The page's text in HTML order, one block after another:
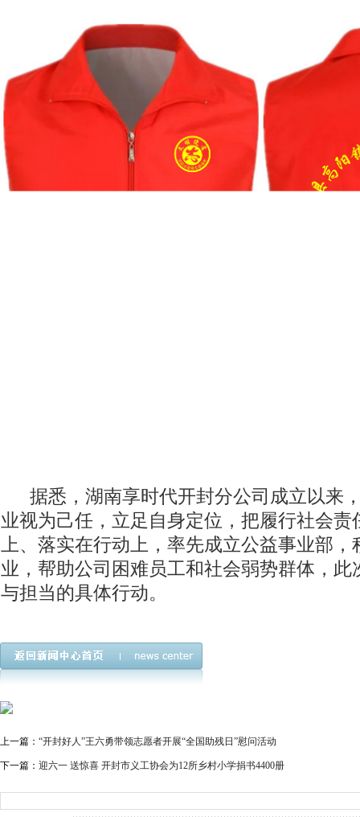
据悉，湖南享时代开封分公司成立以来
业视为己任，立足自身定位，把履行社会责
上、落实在行动上，率先成立公益事业部
业，帮助公司困难员工和社会弱势群体，此
与担当的具体行动。
上一篇： “开封好人”王六勇带领志愿者开展“全国助残日”慰问活动
下一篇： 迎六一 送惊喜 开封市义工协会为12所乡村小学捐书4400册